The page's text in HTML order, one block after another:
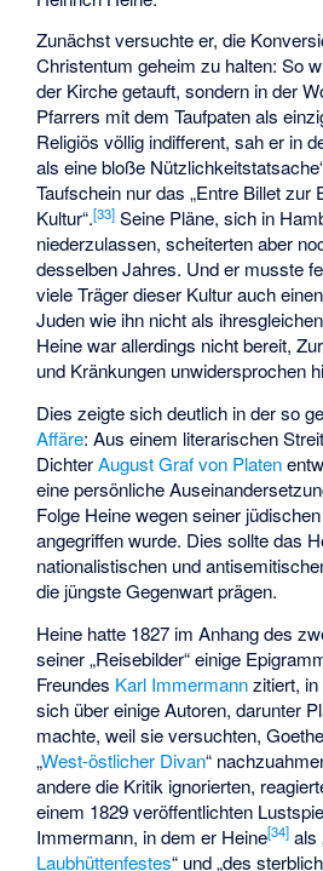
Zunächst versuchte er, die
Christentum geheim zu halten: So
der Kirche getauft, sondern in der
Pfarrers mit dem Taufpaten als
Religiös völlig indifferent, sah er in
als eine bloße
Taufschein nur das „Entre Billet zur
Kultur“.[33] Seine Pläne, sich in
niederzulassen, scheiterten aber
desselben Jahres. Und er musste
viele Träger dieser Kultur auch
Juden wie ihn nicht als
Heine war allerdings nicht bereit,
und Kränkungen unwidersprochen
Dies zeigte sich deutlich in der so
Affäre: Aus einem literarischen
DichterAugust Graf von Platen
eine persönliche
Folge Heine wegen seiner
angegriffen wurde. Dies sollte das
nationalistischen und
die jüngste Gegenwart prägen.
Heine hatte 1827 im Anhang des
seiner „Reisebilder“ einige
Freundes Karl Immermannzitiert,
sich über einige Autoren, darunter
machte, weil sie versuchten,
„West-östlicher Divan“
andere die Kritik ignorierten,
einem 1829 veröffentlichten
Immermann, in dem er Heine[34] als
Laubhüttenfestes“ und „des